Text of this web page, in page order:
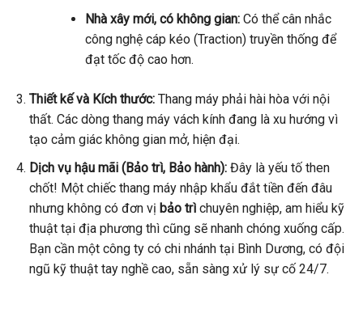
Nhà xây mới, có không gian:Có thể cân nhắc
công nghệ cáp kéo (Traction) truyền thống để
đạt tốc độ cao hơn.
Thiết kế và Kích thước:Thang máy phải hài hòa với nội
thất. Các dòng thang máy vách kính đang là xu hướng vì
tạo cảm giác không gian mở, hiện đại.
Dịch vụ hậu mãi (Bảo trì, Bảo hành):Đây là yếu tố then
chốt! Một chiếc thang máy nhập khẩu đắt tiền đến đâu
nhưng không có đơn vị bảo trìchuyên nghiệp, am hiểu kỹ
thuật tại địa phương thì cũng sẽ nhanh chóng xuống cấp.
Bạn cần một công ty có chi nhánh tại Bình Dương, có đội
ngũ kỹ thuật tay nghề cao, sẵn sàng xử lý sự cố 24/7.